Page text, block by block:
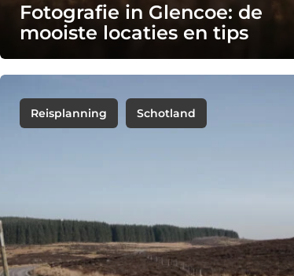
Fotografie in Glencoe: de
mooiste locaties en tips
Reisplanning Schotland